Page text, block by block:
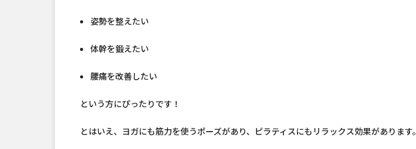
姿勢を整えたい
体幹を鍛えたい
腰痛を改善したい
という方にぴったりです！
とはいえ、ヨガにも筋力を使うポーズがあり、ピラティスにもリラックス効果があります。